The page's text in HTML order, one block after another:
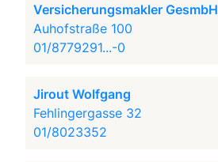
Versicherungsmakler GesmbH
Auhofstraße 100
01/8779291...-0
Jirout Wolfgang
Fehlingergasse 32
01/8023352